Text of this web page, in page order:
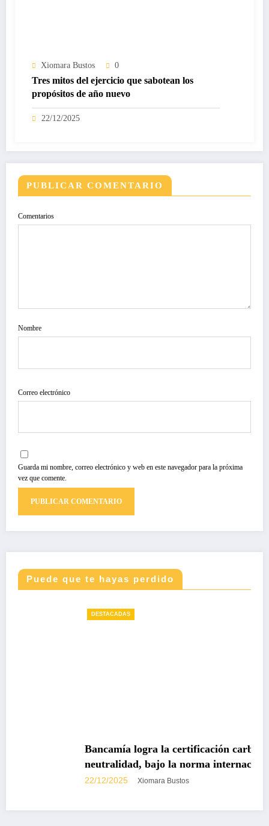
Xiomara Bustos 0
Tres mitos del ejercicio que sabotean los
propósitos de año nuevo
22/12/2025
PUBLICAR COMENTARIO
Comentarios
Nombre
Correo electrónico
Guarda mi nombre, correo electrónico y web en este navegador para la próxima
vez que comente.
Puede que te hayas perdido
Bancamía logra la certificación carbono
neutralidad, bajo la norma internacional ISO
Xiomara Bustos